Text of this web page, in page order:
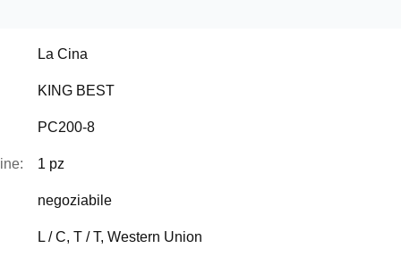
La Cina
KING BEST
PC200-8
1 pz
negoziabile
L / C, T / T, Western Union